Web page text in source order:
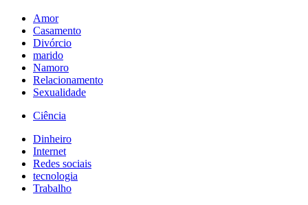
Amor
Casamento
Divórcio
marido
Namoro
Relacionamento
Sexualidade
Ciência
Dinheiro
Internet
Redes sociais
tecnologia
Trabalho